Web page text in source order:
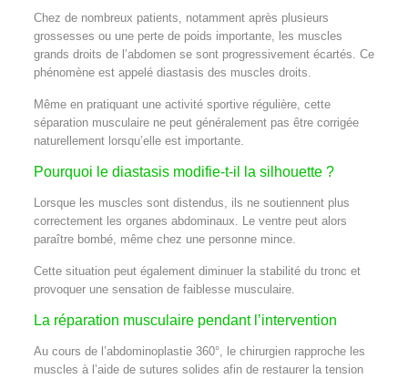
Chez de nombreux patients, notamment après plusieurs
grossesses ou une perte de poids importante, les muscles
grands droits de l’abdomen se sont progressivement écartés. Ce
phénomène est appelé diastasis des muscles droits.
Même en pratiquant une activité sportive régulière, cette
séparation musculaire ne peut généralement pas être corrigée
naturellement lorsqu’elle est importante.
Pourquoi le diastasis modifie-t-il la silhouette ?
Lorsque les muscles sont distendus, ils ne soutiennent plus
correctement les organes abdominaux. Le ventre peut alors
paraître bombé, même chez une personne mince.
Cette situation peut également diminuer la stabilité du tronc et
provoquer une sensation de faiblesse musculaire.
La réparation musculaire pendant l’intervention
Au cours de l’abdominoplastie 360°, le chirurgien rapproche les
muscles à l’aide de sutures solides afin de restaurer la tension